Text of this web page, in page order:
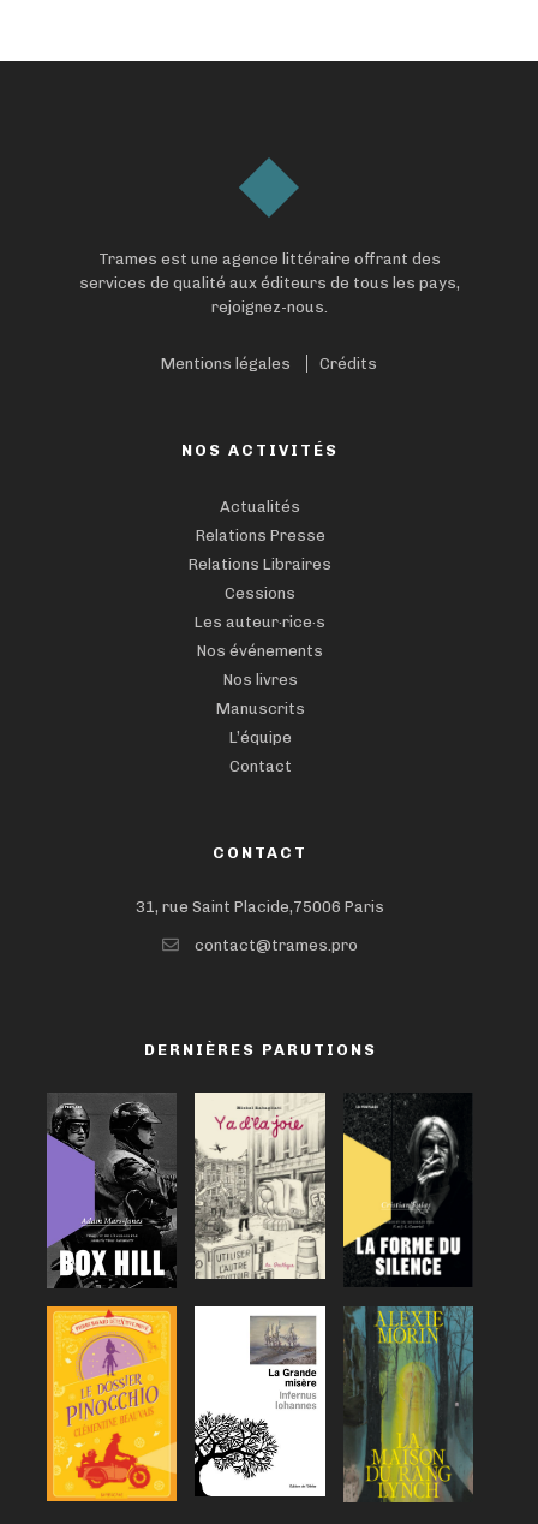
Trames est une agence littéraire offrant des
services de qualité aux éditeurs de tous les pays,
rejoignez-nous.
Mentions légales Crédits
NOS ACTIVITÉS
Actualités
Relations Presse
Relations Libraires
Cessions
Les auteur·rice·s
Nos événements
Nos livres
Manuscrits
L’équipe
Contact
CONTACT
31, rue Saint Placide,75006 Paris
contact@trames.pro
DERNIÈRES PARUTIONS